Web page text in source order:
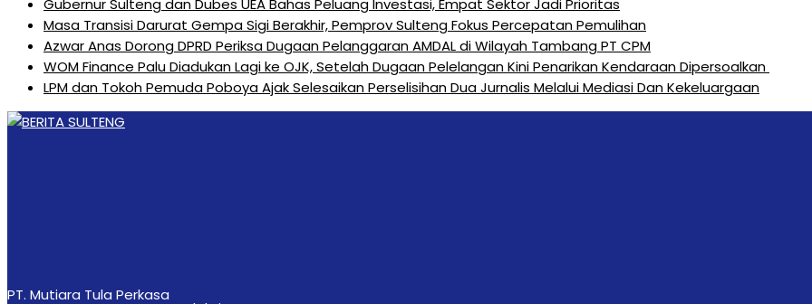
Gubernur Sulteng dan Dubes UEA Bahas Peluang Investasi, Empat Sektor Jadi Prioritas
Masa Transisi Darurat Gempa Sigi Berakhir, Pemprov Sulteng Fokus Percepatan Pemulihan
Azwar Anas Dorong DPRD Periksa Dugaan Pelanggaran AMDAL di Wilayah Tambang PT CPM
‎WOM Finance Palu Diadukan Lagi ke OJK, Setelah Dugaan Pelelangan Kini Penarikan Kendaraan Dipersoalkan ‎
LPM dan Tokoh Pemuda Poboya Ajak Selesaikan Perselisihan Dua Jurnalis Melalui Mediasi Dan Kekeluargaan
PT. Mutiara Tula Perkasa